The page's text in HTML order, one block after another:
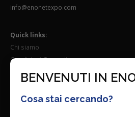
BENVENUTI IN
Cosa stai cercando?
info@enonetexpo.com
Quick links:
Chi siamo
Condizioni Generali
Lavora con noi
Seguici su: